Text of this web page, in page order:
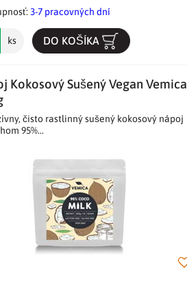
3-7 pracovných dní
ks DO KOŠÍKA
Kokosový Sušený Vegan Vemica
čisto rastlinný sušený kokosový nápoj
95%...